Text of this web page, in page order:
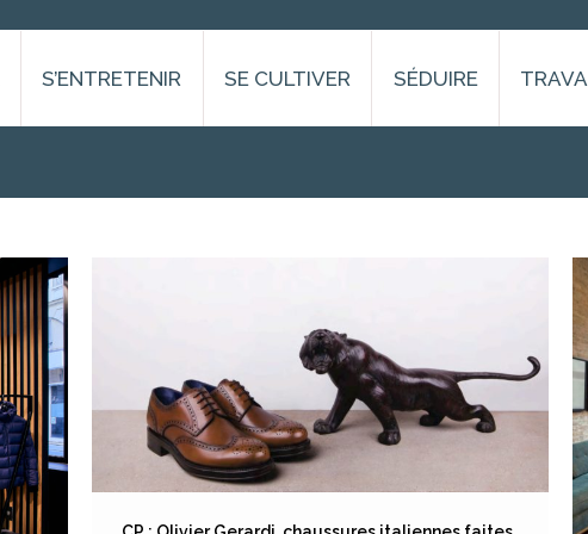
S’ENTRETENIR SE CULTIVER SÉDUIRE